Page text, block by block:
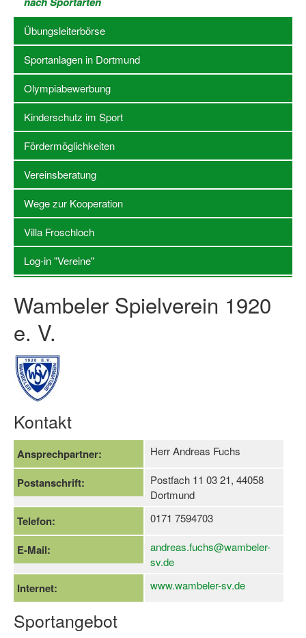
Stellenangebote SSB Dortmund
Vereine
Übungsleiterbörse
Sportanlagen in Dortmund
Olympiabewerbung
Kinderschutz im Sport
Fördermöglichkeiten
Vereinsberatung
Wege zur Kooperation
Villa Froschloch
Log-in "Vereine"
Qualifizierung
SSB Qualifizierungen
Fachtag Bildung braucht Bewegung
Erste-Hilfe-Ausbildung
Anmeldeformular / Anmeldebedingungen
Bezuschussung Qualifizierung für Dortmunder
Projekte
Dortmund lernt Schwimmen
Übungsleiterbörse
Sportanlagen in Dortmund
Olympiabewerbung
Kinderschutz im Sport
Fördermöglichkeiten
Vereinsberatung
Wege zur Kooperation
Villa Froschloch
Log-in "Vereine"
Wambeler Spielverein 1920
e. V.
Kontakt
Ansprechpartner: Herr Andreas Fuchs
Postanschrift:
Postfach 11 03 21, 44058
Dortmund
Telefon: 0171 7594703
E-Mail:
andreas.fuchs@wambeler-
sv.de
Internet: www.wambeler-sv.de
Sportangebot